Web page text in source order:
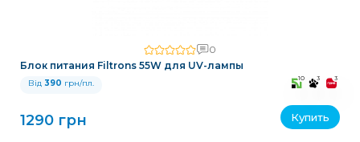
0
Блок питания Filtrons 55W для UV-лампы
Від 390 грн/пл. 10 3 3
1290 грн Купить